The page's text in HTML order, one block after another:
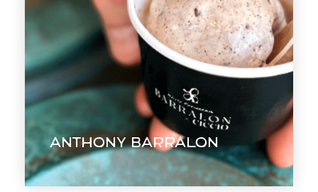
Anthony BARRALON
Anthony BARRALON
Créer une image de marque élégante
et épurée pour une pâtisserie à
Bonifacio.
EN VOIR +